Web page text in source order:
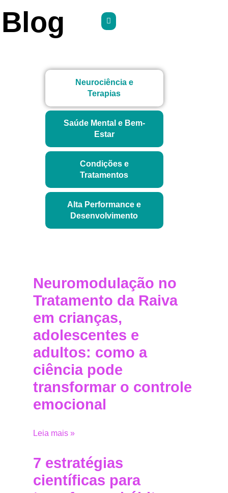
Blog
Neurociência e
Terapias
Saúde Mental e Bem-
Estar
Condições e
Tratamentos
Alta Performance e
Desenvolvimento
Neuromodulação no
Tratamento da Raiva
em crianças,
adolescentes e
adultos: como a
ciência pode
transformar o controle
emocional
Leia mais »
7 estratégias
científicas para